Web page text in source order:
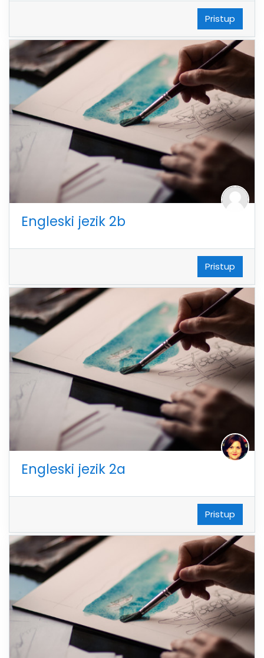
Pristup
Engleski jezik 2b
Pristup
Engleski jezik 2a
Pristup